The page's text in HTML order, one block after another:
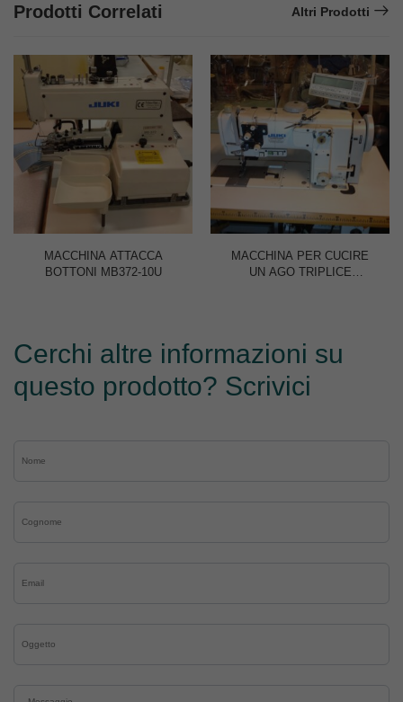
Prodotti Correlati Altri Prodotti
MACCHINA ATTACCA
BOTTONI MB372-10U
MACCHINA PER CUCIRE
UN AGO TRIPLICE
Cerchi altre informazioni su
questo prodotto? Scrivici